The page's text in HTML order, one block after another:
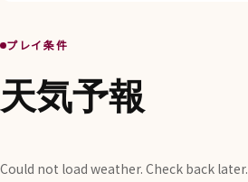
プレイ条件
天気予報
Could not load weather. Check back later.